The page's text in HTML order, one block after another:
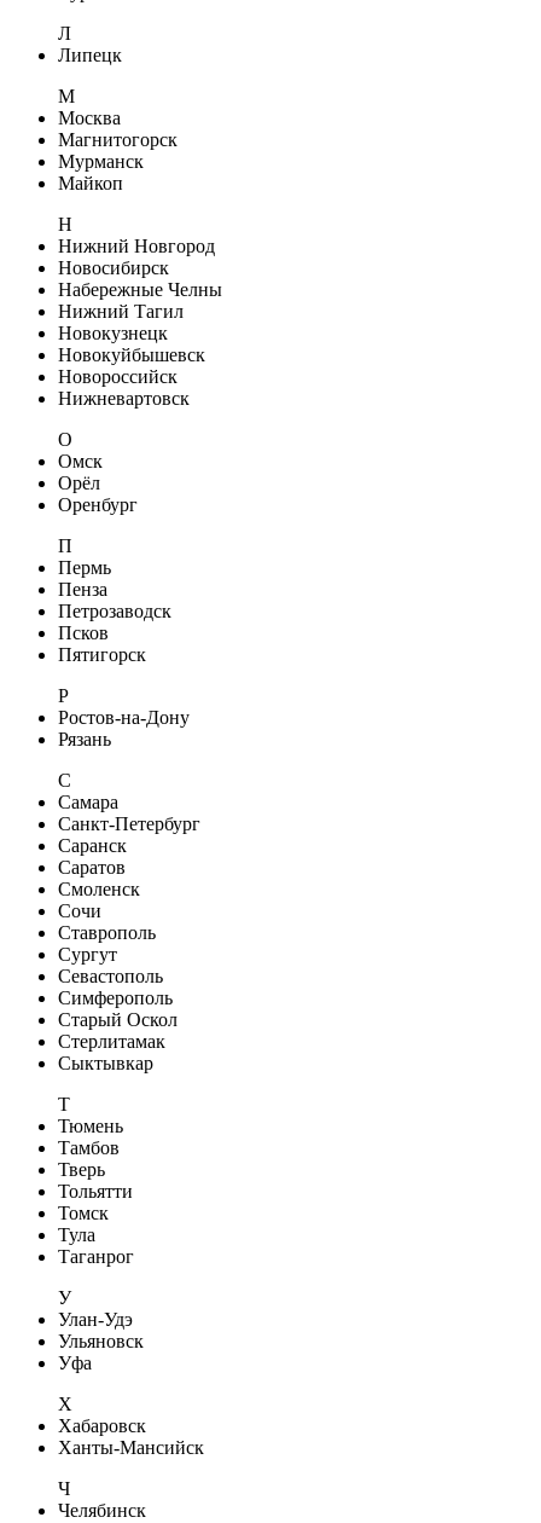
Л
Липецк
М
Москва
Магнитогорск
Мурманск
Майкоп
Н
Нижний Новгород
Новосибирск
Набережные Челны
Нижний Тагил
Новокузнецк
Новокуйбышевск
Новороссийск
Нижневартовск
О
Омск
Орёл
Оренбург
П
Пермь
Пенза
Петрозаводск
Псков
Пятигорск
Р
Ростов-на-Дону
Рязань
С
Самара
Санкт-Петербург
Саранск
Саратов
Смоленск
Сочи
Ставрополь
Сургут
Севастополь
Симферополь
Старый Оскол
Стерлитамак
Сыктывкар
Т
Тюмень
Тамбов
Тверь
Тольятти
Томск
Тула
Таганрог
У
Улан-Удэ
Ульяновск
Уфа
Х
Хабаровск
Ханты-Мансийск
Ч
Челябинск